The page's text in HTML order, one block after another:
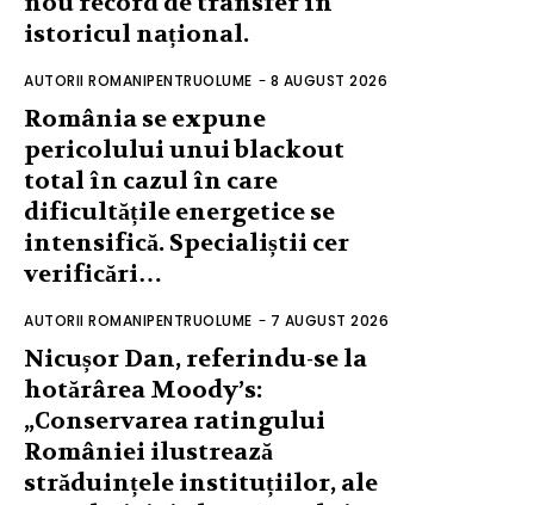
istoricul național.
AUTORII ROMANIPENTRUOLUME - 8 AUGUST 2026
România se expune
pericolului unui blackout
total în cazul în care
dificultățile energetice se
intensifică. Specialiștii cer
verificări…
AUTORII ROMANIPENTRUOLUME - 7 AUGUST 2026
Nicușor Dan, referindu-se la
hotărârea Moody’s:
„Conservarea ratingului
României ilustrează
străduințele instituțiilor, ale